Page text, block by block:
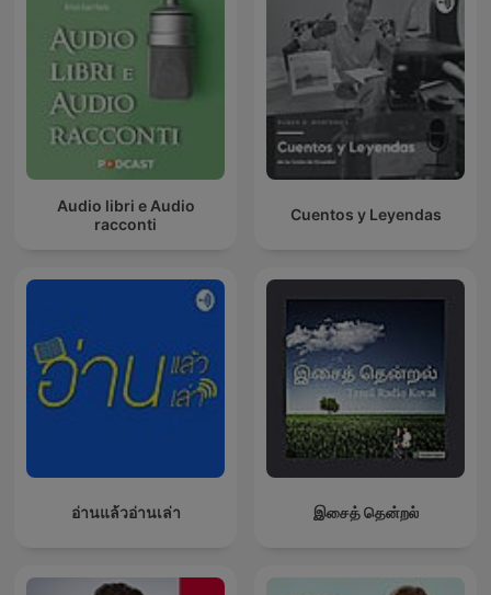
Audio libri e Audio
racconti
Cuentos y Leyendas
อ่านแล้วอ่านเล่า இசைத் தென்றல்